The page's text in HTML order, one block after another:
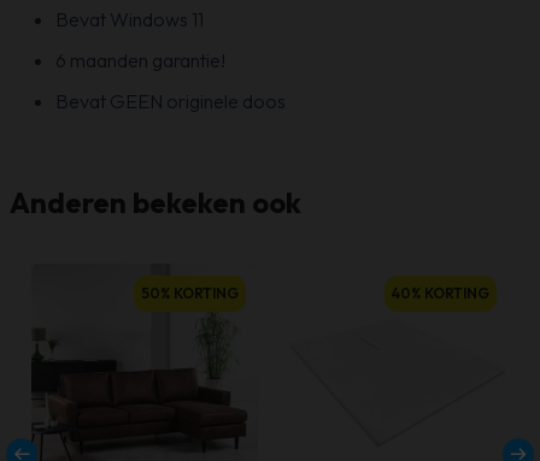
Bevat Windows 11
6 maanden garantie!
Bevat GEEN originele doos
Anderen bekeken ook
50% KORTING 40% KORTING